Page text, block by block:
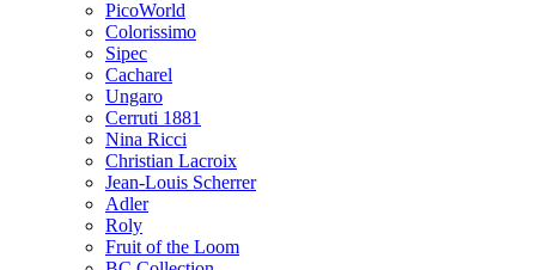
PicoWorld
Colorissimo
Sipec
Cacharel
Ungaro
Cerruti 1881
Nina Ricci
Christian Lacroix
Jean-Louis Scherrer
Adler
Roly
Fruit of the Loom